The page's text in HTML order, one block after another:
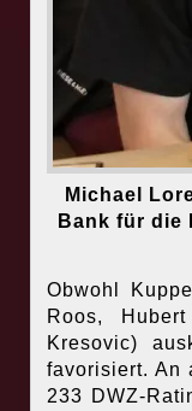
Michael
Bank für die
Obwohl
Roos,
Kresovic)
favorisiert. An
233 DWZ-